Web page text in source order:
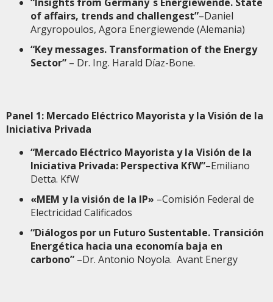
of affairs, trends and challengest”–Daniel
Argyropoulos, Agora Energiewende (Alemania)
“Key messages. Transformation of the Energy
Sector” – Dr. Ing. Harald Díaz-Bone.
Panel 1: Mercado Eléctrico Mayorista y la Visión de la
Iniciativa Privada
“Mercado Eléctrico Mayorista y la Visión de la
Iniciativa Privada: Perspectiva KfW”–Emiliano
Detta. KfW
«MEM y la visión de la IP» –Comisión Federal de
Electricidad Calificados
“Diálogos por un Futuro Sustentable. Transición
Energética hacia una economía baja en
carbono” –Dr. Antonio Noyola. Avant Energy